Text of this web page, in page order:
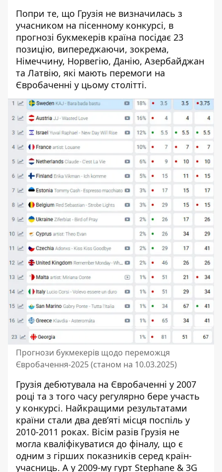
Попри те, що Грузія не визначилась з
учасником на пісенному конкурсі, в
прогнозі букмекерів країна посідає 23
позицію, випереджаючи, зокрема,
Німеччину, Норвегію, Данію, Азербайджан
та Латвію, які мають перемоги на
Євробаченні у цьому столітті.
Прогнози букмекерів щодо переможця
Євробачення-2025 (станом на 10.03.2025)
Грузія дебютувала на Євробаченні у 2007
році та з того часу регулярно бере участь
у конкурсі. Найкращими результатами
країни стали два дев’яті місця поспіль у
2010-2011 роках. Вісім разів Грузія не
могла кваліфікуватися до фіналу, що є
одним з гірших показників серед країн-
учасниць. А у 2009-му гурт Stephane & 3G